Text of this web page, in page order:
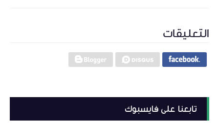
التعليقات
تابعنا على فايسبوك